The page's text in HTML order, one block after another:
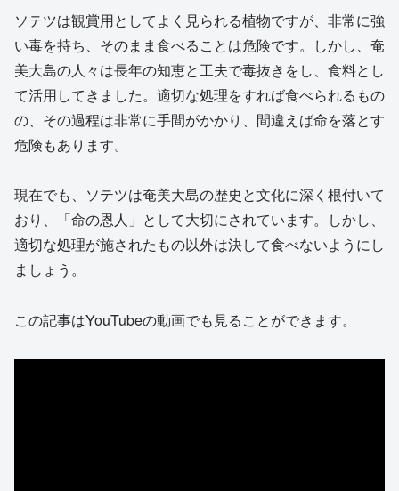
ソテツは観賞用としてよく見られる植物ですが、非常に強
い毒を持ち、そのまま食べることは危険です。しかし、奄
美大島の人々は長年の知恵と工夫で毒抜きをし、食料とし
て活用してきました。適切な処理をすれば食べられるもの
の、その過程は非常に手間がかかり、間違えば命を落とす
危険もあります。
現在でも、ソテツは奄美大島の歴史と文化に深く根付いて
おり、「命の恩人」として大切にされています。しかし、
適切な処理が施されたもの以外は決して食べないようにし
ましょう。
この記事はYouTubeの動画でも見ることができます。